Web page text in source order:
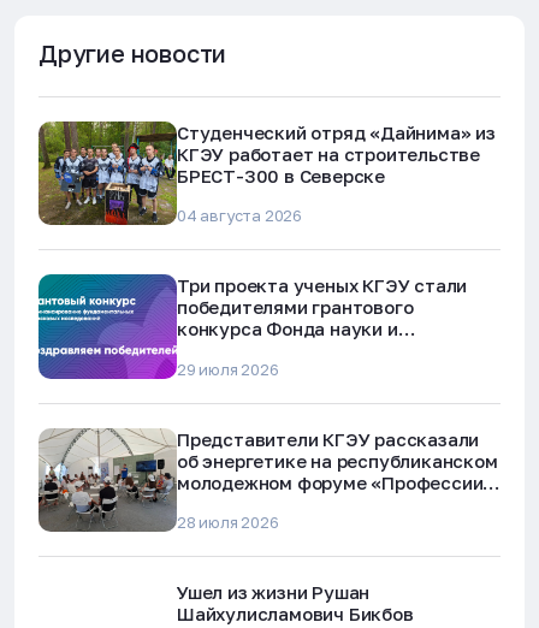
Другие новости
Студенческий отряд «Дайнима» из
КГЭУ работает на строительстве
БРЕСТ-300 в Северске
04 августа 2026
Три проекта ученых КГЭУ стали
победителями грантового
конкурса Фонда науки и
29 июля 2026
Представители КГЭУ рассказали
об энергетике на республиканском
молодежном форуме «Профессии
28 июля 2026
Ушел из жизни Рушан
Шайхулисламович Бикбов